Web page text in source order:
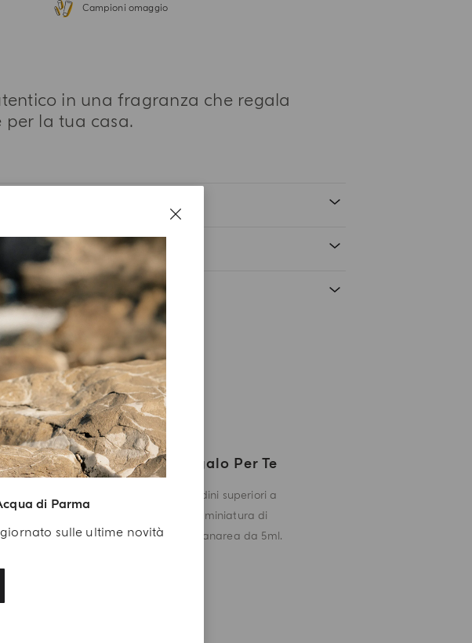
di Parma
sulle ultime novità
Campioni omaggio
in una fragranza che regala
per la tua casa.
Un Regalo Per Te
Con gli ordini superiori a
180€ una miniatura di
Mirto di Panarea da 5ml.